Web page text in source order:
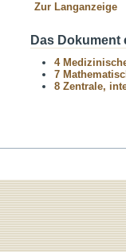
Zur Langanzeige
Das Dokument
4
7
8 Zentrale,